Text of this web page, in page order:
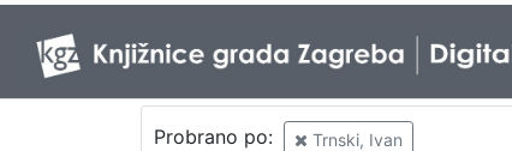
Probrano po: Trnski, Ivan